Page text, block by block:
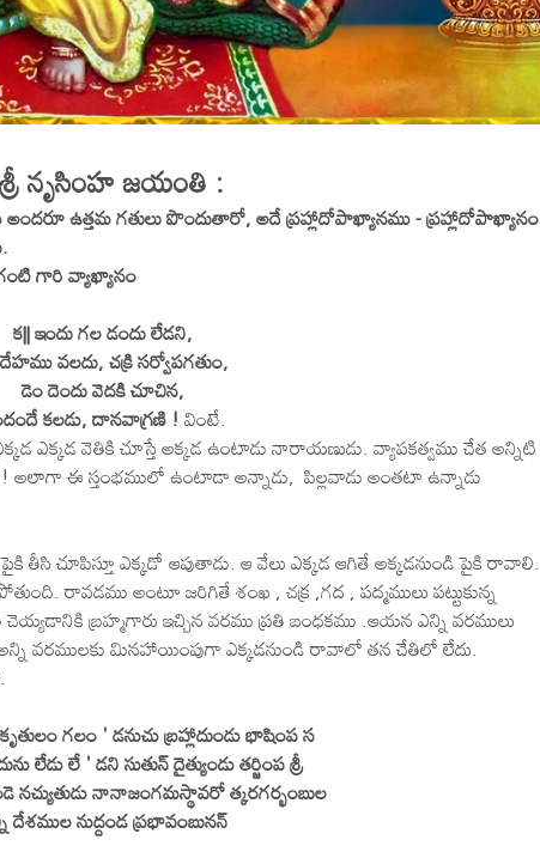
నృసింహ జయంతి :
ఉత్తమ గతులు పొందుతారో, అదే ప్రహ్లాదోపాఖ్యానము - ప్రహ్లాదోపాఖ్యానం
గారి వ్యాఖ్యానం
క|| ఇందు గల డందు లేడని,
వలదు, చక్రి సర్వోపగతుం,
డెం దెందు వెదకి చూచిన,
కలడు, దానవాగ్రణి !వింటే.
ఎక్కడ వెతికి చూస్తే అక్కడ ఉంటాడు నారాయణుడు. వ్యాపకత్వము చేత అన్నిటి
ఈ స్తంభములో ఉంటాడా అన్నాడు, పిల్లవాడు అంతటా ఉన్నాడు
పైకి తీసి చూపిస్తూ ఎక్కడో ఆపుతాడు. ఆ వేలు ఎక్కడ ఆగితే అక్కడనుండి పైకి రావాలి.
రావడము అంటూ జరిగితే శంఖ , చక్ర ,గద , పద్మములు పట్టుకున్న
బ్రహ్మగారు ఇచ్చిన వరము ప్రతి బంధకము .ఆయన ఎన్ని వరములు
వరములకు మినహాయింపుగా ఎక్కడనుండి రావాలో తన చేతిలో లేదు.
గలం ' డనుచు బ్రహ్లాదుండు భాషింప స
లేడు లే ' డని సుతున్ దైత్యుండు తర్జింప శ్రీ
నచ్యుతుడు నానాజంగమస్థావరో త్కరగర్భంబుల
దేశముల నుద్దండ ప్రభావంబునన్